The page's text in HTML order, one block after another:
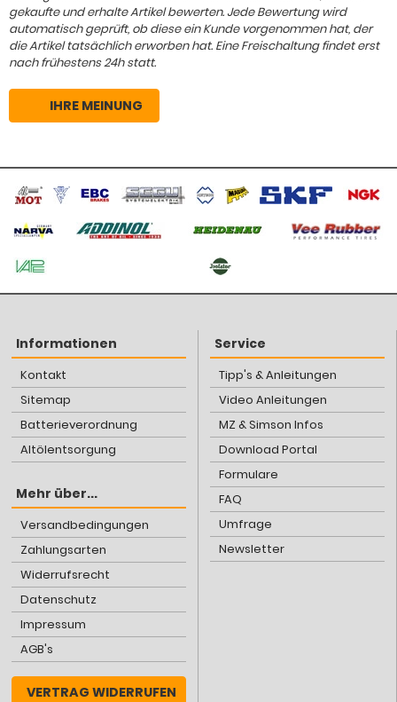
gekaufte und erhalte Artikel bewerten. Jede Bewertung wird
automatisch geprüft, ob diese ein Kunde vorgenommen hat, der
die Artikel tatsächlich erworben hat. Eine Freischaltung findet erst
nach frühestens 24h statt.
IHRE MEINUNG
Informationen
Kontakt
Sitemap
Batterieverordnung
Altölentsorgung
Mehr über...
Versandbedingungen
Zahlungsarten
Widerrufsrecht
Datenschutz
Impressum
AGB's
VERTRAG WIDERRUFEN
Service
Tipp's & Anleitungen
Video Anleitungen
MZ & Simson Infos
Download Portal
Formulare
FAQ
Umfrage
Newsletter